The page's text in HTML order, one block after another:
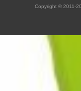
Copyright © 2011-